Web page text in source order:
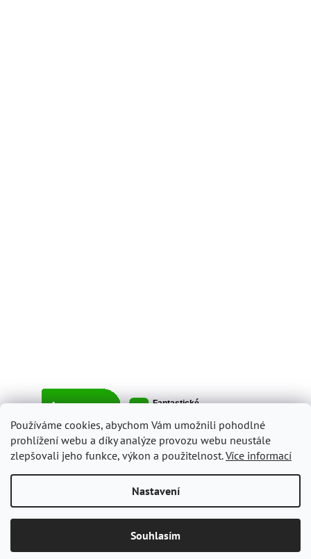
Používáme cookies, abychom Vám umožnili pohodlné
prohlížení webu a díky analýze provozu webu neustále
zlepšovali jeho funkce, výkon a použitelnost.Více informací
Nastavení
Souhlasím
Copyright 2026ItalyShop.cz. Všechna práva vyhrazena.Upravit
nastavení cookies